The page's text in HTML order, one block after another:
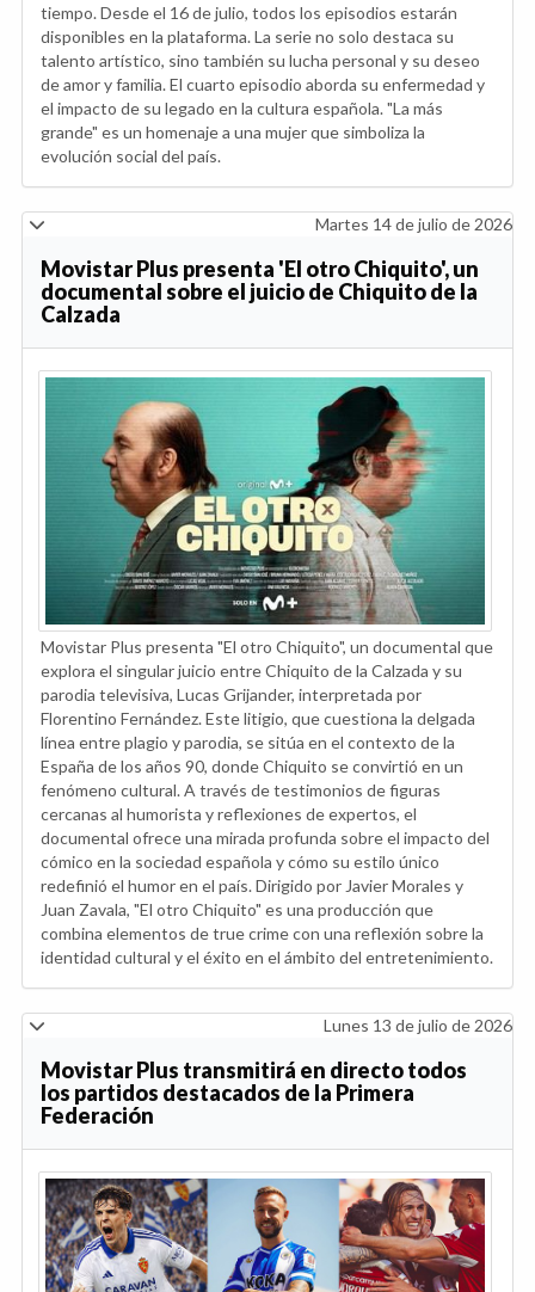
tiempo. Desde el 16 de julio, todos los episodios estarán
disponibles en la plataforma. La serie no solo destaca su
talento artístico, sino también su lucha personal y su deseo
de amor y familia. El cuarto episodio aborda su enfermedad y
el impacto de su legado en la cultura española. "La más
grande" es un homenaje a una mujer que simboliza la
evolución social del país.
Martes 14 de julio de 2026
Movistar Plus presenta 'El otro Chiquito', un
documental sobre el juicio de Chiquito de la
Calzada
Movistar Plus presenta "El otro Chiquito", un documental que
explora el singular juicio entre Chiquito de la Calzada y su
parodia televisiva, Lucas Grijander, interpretada por
Florentino Fernández. Este litigio, que cuestiona la delgada
línea entre plagio y parodia, se sitúa en el contexto de la
España de los años 90, donde Chiquito se convirtió en un
fenómeno cultural. A través de testimonios de figuras
cercanas al humorista y reflexiones de expertos, el
documental ofrece una mirada profunda sobre el impacto del
cómico en la sociedad española y cómo su estilo único
redefinió el humor en el país. Dirigido por Javier Morales y
Juan Zavala, "El otro Chiquito" es una producción que
combina elementos de true crime con una reflexión sobre la
identidad cultural y el éxito en el ámbito del entretenimiento.
Lunes 13 de julio de 2026
Movistar Plus transmitirá en directo todos
los partidos destacados de la Primera
Federación